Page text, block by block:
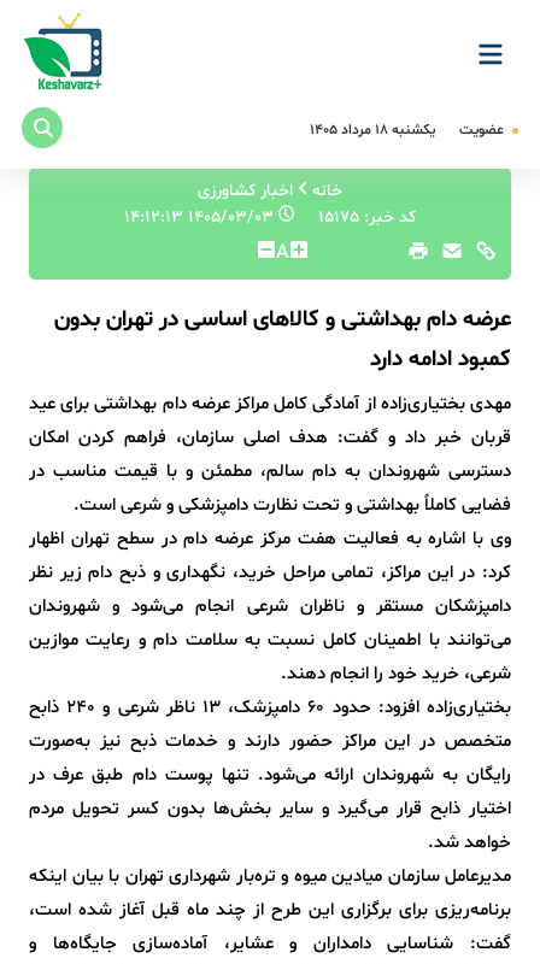
عضویت یکشنبه ۱۸ مرداد ۱۴۰۵
خانه
اخبار کشاورزی
کد خبر: 15175
A
عرضه دام بهداشتی و کالاهای اساسی در تهران بدون
کمبود ادامه دارد
مهدی بختیاری‌زاده از آمادگی کامل مراکز عرضه دام بهداشتی برای عید
قربان خبر داد و گفت: هدف اصلی سازمان، فراهم کردن امکان
دسترسی شهروندان به دام سالم، مطمئن و با قیمت مناسب در
فضایی کاملاً بهداشتی و تحت نظارت دامپزشکی و شرعی است.
وی با اشاره به فعالیت هفت مرکز عرضه دام در سطح تهران اظهار
کرد: در این مراکز، تمامی مراحل خرید، نگهداری و ذبح دام زیر نظر
دامپزشکان مستقر و ناظران شرعی انجام می‌شود و شهروندان
می‌توانند با اطمینان کامل نسبت به سلامت دام و رعایت موازین
شرعی، خرید خود را انجام دهند.
بختیاری‌زاده افزود: حدود ۶۰ دامپزشک، ۱۳ ناظر شرعی و ۲۴۰ ذابح
متخصص در این مراکز حضور دارند و خدمات ذبح نیز به‌صورت
رایگان به شهروندان ارائه می‌شود. تنها پوست دام طبق عرف در
اختیار ذابح قرار می‌گیرد و سایر بخش‌ها بدون کسر تحویل مردم
خواهد شد.
مدیرعامل سازمان میادین میوه و تره‌بار شهرداری تهران با بیان اینکه
برنامه‌ریزی برای برگزاری این طرح از چند ماه قبل آغاز شده است،
گفت: شناسایی دامداران و عشایر، آماده‌سازی جایگاه‌ها و